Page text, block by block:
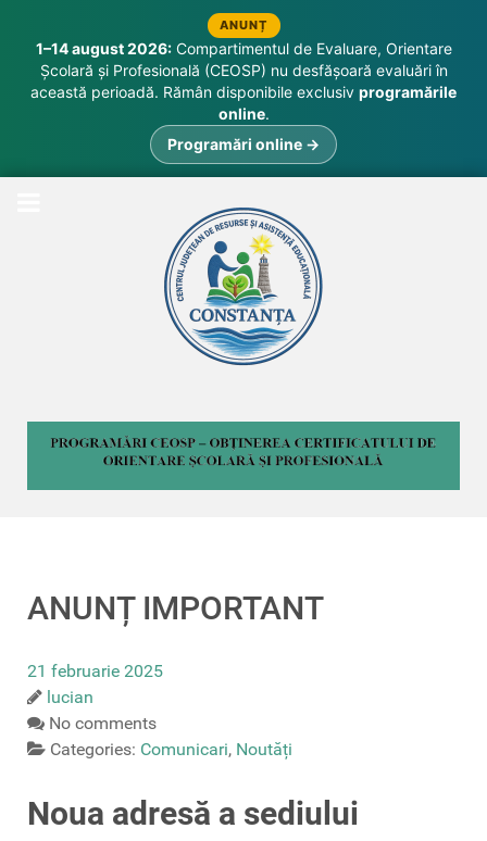
ANUNȚ
1–14 august 2026:Compartimentul de Evaluare, Orientare
Școlară și Profesională (CEOSP) nu desfășoară evaluări în
această perioadă. Rămân disponibile exclusiv programările
online.
Programări online →
ANUNȚ IMPORTANT
21 februarie 2025
lucian
No comments
Categories: Comunicari, Noutăți
Noua adresă a sediului